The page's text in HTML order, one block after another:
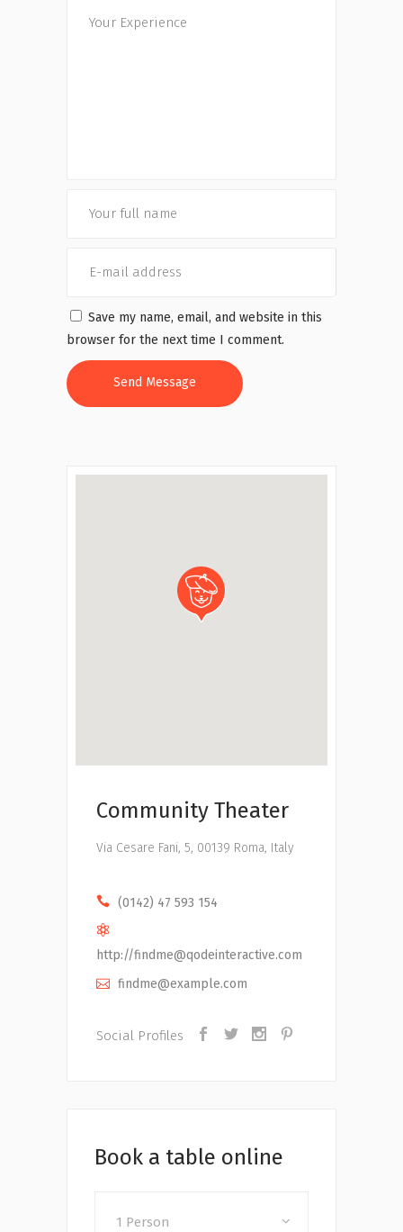
Save my name, email, and website in this
browser for the next time I comment.
Community Theater
Via Cesare Fani, 5, 00139 Roma, Italy
(0142) 47 593 154
http://findme@qodeinteractive.com
findme@example.com
Social Profiles
Book a table online
1 Person